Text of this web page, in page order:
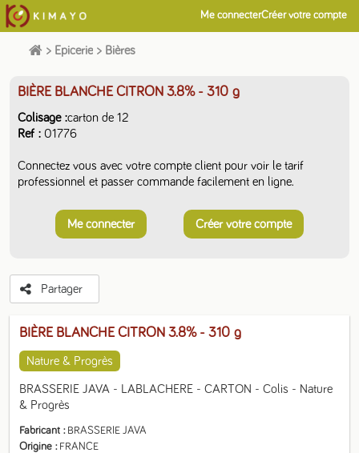
Me connecterCréer votre compte
> Epicerie > Bières
BIÈRE BLANCHE CITRON 3.8% - 310 g
Nature & Progrès
BRASSERIE JAVA - LABLACHERE - CARTON - Colis - Nature
& Progrès
Fabricant
BRASSERIE JAVA
Origine
FRANCE
BIÈRE BLANCHE CITRON 3.8% - 310 g
Colisage carton de 12
Ref
01776
Connectez vous avec votre compte client pour voir le tarif
professionnel et passer commande facilement en ligne.
Me connecter Créer votre compte
Partager